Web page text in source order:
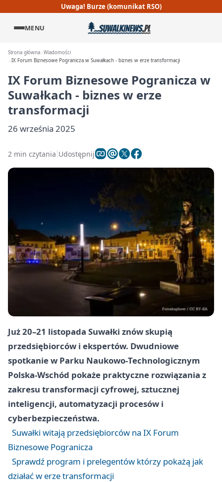
Uwaga! Burze (komunikat RSO)
MENU
Strona główna Wiadomości
IX Forum Biznesowe Pogranicza w Suwałkach - biznes w erze transformacji
IX Forum Biznesowe Pogranicza w
Suwałkach - biznes w erze
transformacji
26 września 2025
2 min czytania Udostępnij
Już 20–21 listopada Suwałki znów skupią
przedsiębiorców i ekspertów. Dwudniowe
spotkanie w Parku Naukowo‑Technologicznym
Polska‑Wschód pokaże praktyczne rozwiązania z
zakresu transformacji cyfrowej, sztucznej
inteligencji, automatyzacji procesów i
cyberbezpieczeństwa.
Suwałki witają przedsiębiorców na IX Forum
Biznesowe Pogranicza
Sprawdź program i prelegentów którzy pokażą jak
działać w erze transformacji